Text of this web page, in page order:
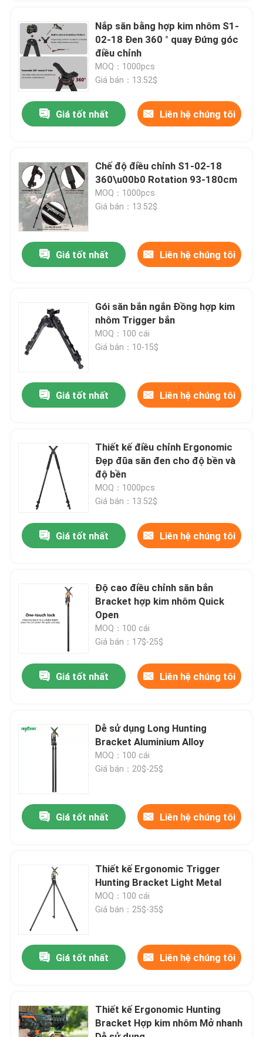
Sản phẩm
Hướng dẫn VR
Tham quan nhà máy
Kiểm soát chất lượng
Liên hệ chúng tôi
Cây đệm săn bắn
Nắp săn bằng hợp kim nhôm S1-
02-18 Đen 360 ° quay Đứng góc
điều chỉnh
MOQ：1000pcs
Giá bán：13.52$
Giá tốt nhất Liên hệ chúng tôi
Chế độ điều chỉnh S1-02-18
360\u00b0 Rotation 93-180cm
MOQ：1000pcs
Giá bán：13.52$
Giá tốt nhất Liên hệ chúng tôi
Gói săn bắn ngắn Đồng hợp kim
nhôm Trigger bắn
MOQ：100 cái
Giá bán：10-15$
Giá tốt nhất Liên hệ chúng tôi
Thiết kế điều chỉnh Ergonomic
Đẹp đũa săn đen cho độ bền và
độ bền
MOQ：1000pcs
Giá bán：13.52$
Giá tốt nhất Liên hệ chúng tôi
Độ cao điều chỉnh săn bắn
Bracket hợp kim nhôm Quick
Open
MOQ：100 cái
Giá bán：17$-25$
Giá tốt nhất Liên hệ chúng tôi
Dễ sử dụng Long Hunting
Bracket Aluminium Alloy
MOQ：100 cái
Giá bán：20$-25$
Giá tốt nhất Liên hệ chúng tôi
Thiết kế Ergonomic Trigger
Hunting Bracket Light Metal
MOQ：100 cái
Giá bán：25$-35$
Giá tốt nhất Liên hệ chúng tôi
Thiết kế Ergonomic Hunting
Bracket Hợp kim nhôm Mở nhanh